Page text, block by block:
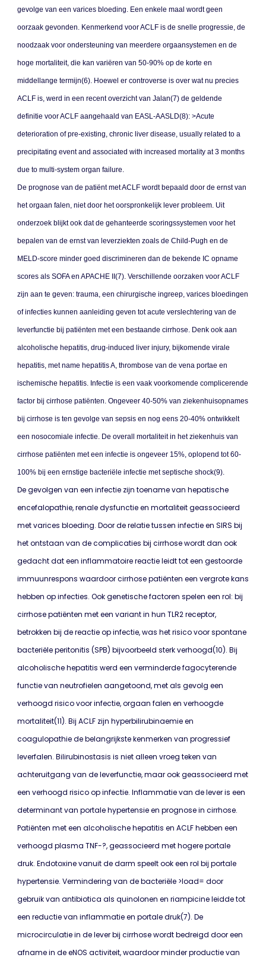
gevolge van een varices bloeding. Een enkele maal wordt geen
oorzaak gevonden. Kenmerkend voor ACLF is de snelle progressie, de
noodzaak voor ondersteuning van meerdere orgaansystemen en de
hoge mortaliteit, die kan variëren van 50-90% op de korte en
middellange termijn(6). Hoewel er controverse is over wat nu precies
ACLF is, werd in een recent overzicht van Jalan(7) de geldende
definitie voor ACLF aangehaald van EASL-AASLD(8): >Acute
deterioration of pre-existing, chronic liver disease, usually related to a
precipitating event and associated with increased mortality at 3 months
due to multi-system organ failure.
De prognose van de patiënt met ACLF wordt bepaald door de ernst van
het orgaan falen, niet door het oorspronkelijk lever probleem. Uit
onderzoek blijkt ook dat de gehanteerde scoringssystemen voor het
bepalen van de ernst van leverziekten zoals de Child-Pugh en de
MELD-score minder goed discrimineren dan de bekende IC opname
scores als SOFA en APACHE II(7). Verschillende oorzaken voor ACLF
zijn aan te geven: trauma, een chirurgische ingreep, varices bloedingen
of infecties kunnen aanleiding geven tot acute verslechtering van de
leverfunctie bij patiënten met een bestaande cirrhose. Denk ook aan
alcoholische hepatitis, drug-induced liver injury, bijkomende virale
hepatitis, met name hepatitis A, thrombose van de vena portae en
ischemische hepatitis. Infectie is een vaak voorkomende complicerende
factor bij cirrhose patiënten. Ongeveer 40-50% van ziekenhuisopnames
bij cirrhose is ten gevolge van sepsis en nog eens 20-40% ontwikkelt
een nosocomiale infectie. De overall mortaliteit in het ziekenhuis van
cirrhose patiënten met een infectie is ongeveer 15%, oplopend tot 60-
100% bij een ernstige bacteriële infectie met septische shock(9).
De gevolgen van een infectie zijn toename van hepatische
encefalopathie, renale dysfunctie en mortaliteit geassocieerd
met varices bloeding. Door de relatie tussen infectie en SIRS bij
het ontstaan van de complicaties bij cirrhose wordt dan ook
gedacht dat een inflammatoire reactie leidt tot een gestoorde
immuunrespons waardoor cirrhose patiënten een vergrote kans
hebben op infecties. Ook genetische factoren spelen een rol: bij
cirrhose patiënten met een variant in hun TLR2 receptor,
betrokken bij de reactie op infectie, was het risico voor spontane
bacteriële peritonitis (SPB) bijvoorbeeld sterk verhoogd(10). Bij
alcoholische hepatitis werd een verminderde fagocyterende
functie van neutrofielen aangetoond, met als gevolg een
verhoogd risico voor infectie, orgaan falen en verhoogde
mortaliteit(11). Bij ACLF zijn hyperbilirubinaemie en
coagulopathie de belangrijkste kenmerken van progressief
leverfalen. Bilirubinostasis is niet alleen vroeg teken van
achteruitgang van de leverfunctie, maar ook geassocieerd met
een verhoogd risico op infectie. Inflammatie van de lever is een
determinant van portale hypertensie en prognose in cirrhose.
Patiënten met een alcoholische hepatitis en ACLF hebben een
verhoogd plasma TNF-?, geassocieerd met hogere portale
druk. Endotoxine vanuit de darm speelt ook een rol bij portale
hypertensie. Vermindering van de bacteriële >load= door
gebruik van antibiotica als quinolonen en riampicine leidde tot
een reductie van inflammatie en portale druk(7). De
microcirculatie in de lever bij cirrhose wordt bedreigd door een
afname in de eNOS activiteit, waardoor minder productie van